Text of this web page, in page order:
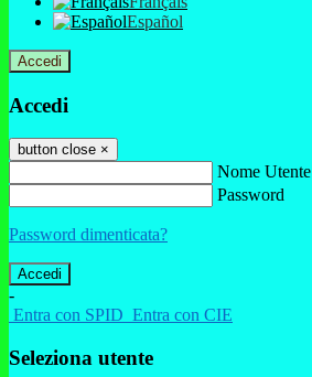
Español
Accedi
Accedi
button close ×
Nome Utente
Password
Password dimenticata?
-
Entra con SPID Entra con CIE
Seleziona utente